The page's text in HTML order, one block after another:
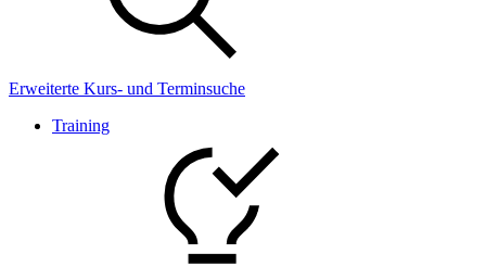
Erweiterte Kurs- und Terminsuche
Training